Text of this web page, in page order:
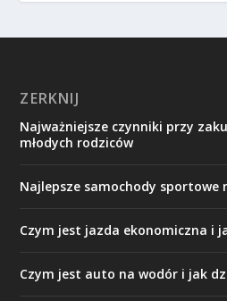
ZERKNIJ
Najważniejsze czynniki przy
młodych rodziców
Najlepsze samochody sportowe
Czym jest jazda ekonomiczna i
Czym jest auto na wodór i jak